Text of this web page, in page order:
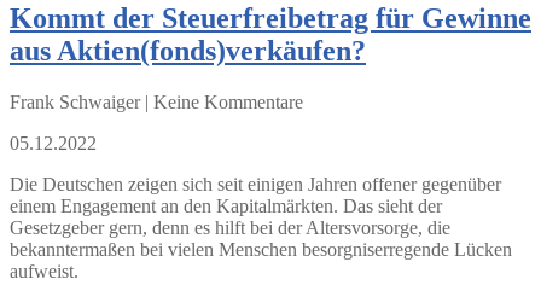
Kommt der Steuerfreibetrag für Gewinne
aus Aktien(fonds)verkäufen?
Frank Schwaiger | Keine Kommentare
05.12.2022
Die Deutschen zeigen sich seit einigen Jahren offener gegenüber
einem Engagement an den Kapitalmärkten. Das sieht der
Gesetzgeber gern, denn es hilft bei der Altersvorsorge, die
bekanntermaßen bei vielen Menschen besorgniserregende Lücken
aufweist.